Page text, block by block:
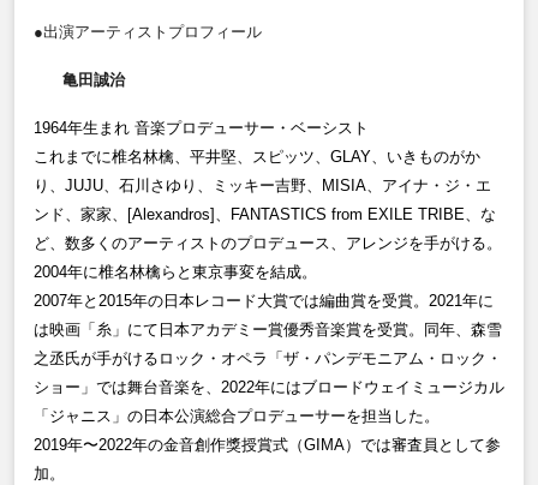
●出演アーティストプロフィール
亀田誠治
1964年生まれ 音楽プロデューサー・ベーシスト
これまでに椎名林檎、平井堅、スピッツ、 GLAY、いきものがか
り、 JUJU、石川さゆり、ミッキー吉野、 MISIA、アイナ・ジ・エ
ンド、家家、
[Alexandros] 、
FANTASTICS from EXILE TRIBE、な
ど、数多くのアーティストのプロデュース、アレンジを手がける。
2004年に椎名林檎らと東京事変を結成。
2007年と 2015年の日本レコード大賞では編曲賞を受賞。 2021年に
は映画「糸」にて日本アカデミー賞優秀音楽賞を受賞。同年、森雪
之丞氏が手がけるロック・オペラ「ザ・パンデモニアム・ロック・
ショー」では舞台音楽を、 2022年にはブロードウェイミュージカル
「ジャニス」の日本公演総合プロデューサーを担当した。
2019年〜2022年の金音創作獎授賞式（GIMA）では審査員として参
加。